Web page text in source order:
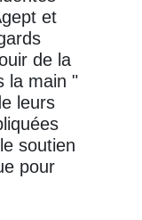
et
de la
la main "
leurs
soutien
pour